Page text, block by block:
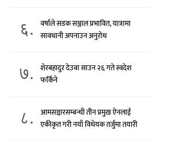
६.
वर्षाले सडक सञ्जाल प्रभावित, यात्रामा
सावधानी अपनाउन अनुरोध
७.
शेरबहादुर देउवा साउन २६ गते स्वदेश
फर्किने
८.
आमसञ्चारसम्बन्धी तीन प्रमुख ऐनलाई
एकीकृत गरी नयाँ विधेयक तर्जुमा तयारी